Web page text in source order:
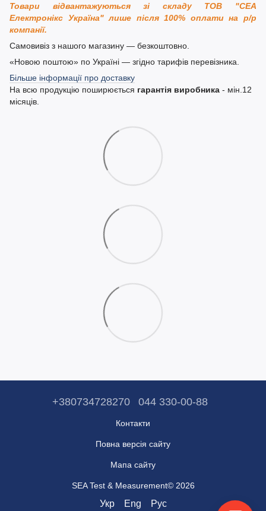
Товари відвантажуються зі складу ТОВ "СЕА
Електронікс Україна" лише після 100% оплати на р/р
компанії.
Самовивіз з нашого магазину — безкоштовно.
«Новою поштою» по Україні — згідно тарифів перевізника.
Більше інформації про доставку
На всю продукцію поширюється гарантія виробника - мін.12
місяців.
+380734728270 044 330-00-88
Контакти
Повна версія сайту
Мапа сайту
SEA Test & Measurement© 2026
Укр Eng Рус